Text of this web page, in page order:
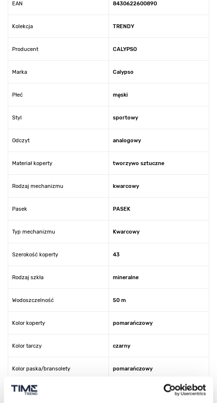
EAN 8430622600890
Kolekcja TRENDY
Producent CALYPSO
Marka Calypso
Płeć męski
Styl sportowy
Odczyt analogowy
Materiał koperty tworzywo sztuczne
Rodzaj mechanizmu kwarcowy
Pasek PASEK
Typ mechanizmu Kwarcowy
Szerokość koperty 43
Rodzaj szkła mineralne
Wodoszczelność 50 m
Kolor koperty pomarańczowy
Kolor tarczy czarny
Kolor paska/bransolety pomarańczowy
Kod producenta